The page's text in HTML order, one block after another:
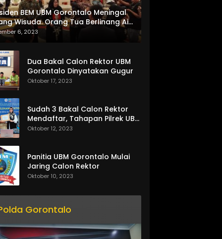
BEM UBM Gorontalo Meningal
Wisuda. Orang Tua Berlinang Air
Menerima SKL dan Pemasangan
6, 2023
Dua Bakal Calon Rektor UBM
Gorontalo Dinyatakan Gugur
Oktober 17, 2023
Sudah 3 Bakal Calon Rektor
Mendaftar, Tahapan Pilrek UBM
Gorontalo Makin Seru
Oktober 12, 2023
Panitia UBM Gorontalo Mulai
Jaring Calon Rektor
Oktober 10, 2023
Gorontalo